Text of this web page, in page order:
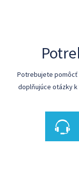
Potrebujete pomôcť
doplňujúce otázky k